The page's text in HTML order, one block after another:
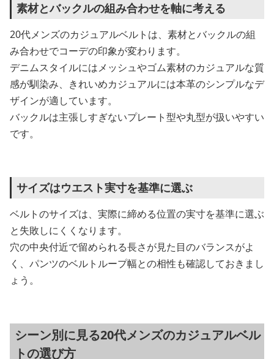
素材とバックルの組み合わせを軸に考える
20代メンズのカジュアルベルトは、素材とバックルの組
み合わせでコーデの印象が変わります。
デニムスタイルにはメッシュやゴム素材のカジュアルな質
感が馴染み、きれいめカジュアルには本革のシンプルなデ
ザインが適しています。
バックルは主張しすぎないプレート型や丸型が扱いやすい
です。
サイズはウエスト実寸を基準に選ぶ
ベルトのサイズは、実際に締める位置の実寸を基準に選ぶ
と失敗しにくくなります。
穴の中央付近で留められる長さが見た目のバランスがよ
く、パンツのベルトループ幅との相性も確認しておきまし
ょう。
シーン別に見る20代メンズのカジュアルベル
トの選び方